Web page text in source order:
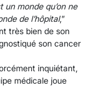
un monde qu’on ne
de l’hôpital,”
très bien de son
son cancer
inquiétant,
médicale joue